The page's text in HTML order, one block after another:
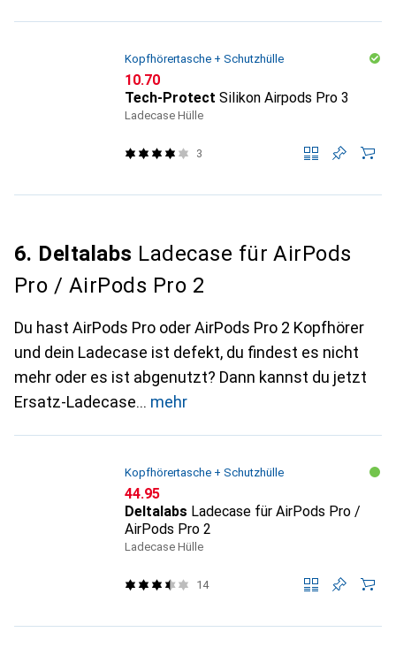
Kopfhörertasche + Schutzhülle
CHF
10.70
Tech-Protect Silikon Airpods Pro 3
Ladecase Hülle
3
6. Deltalabs Ladecase für AirPods
Pro / AirPods Pro 2
Du hast AirPods Pro oder AirPods Pro 2 Kopfhörer
und dein Ladecase ist defekt, du findest es nicht
mehr oder es ist abgenutzt? Dann kannst du jetzt
Ersatz-Ladecase
mehr
Kopfhörertasche + Schutzhülle
CHF
44.95
Deltalabs Ladecase für AirPods Pro /
AirPods Pro 2
Ladecase Hülle
14